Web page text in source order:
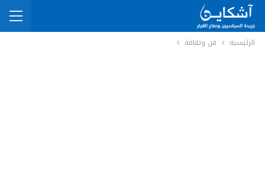
الرئيسية فن وثقافة